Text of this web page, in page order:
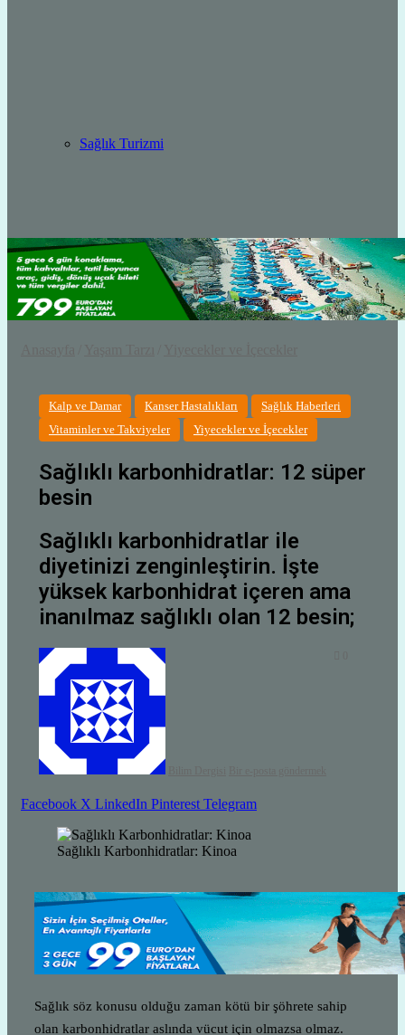
Sağlık Turizmi
Kalp ve Damar Kanser Hastalıkları
Sağlık Haberleri
Vitaminler ve Takviyeler
Yiyecekler ve İçecekler
Sağlıklı karbonhidratlar: 12 süper
besin
Sağlıklı karbonhidratlar ile
diyetinizi zenginleştirin. İşte
yüksek karbonhidrat içeren ama
inanılmaz sağlıklı olan 12 besin;
Facebook X LinkedIn Pinterest Telegram
Sağlıklı Karbonhidratlar: Kinoa
Sağlık söz konusu olduğu zaman kötü bir şöhrete sahip
olan karbonhidratlar aslında vücut için olmazsa olmaz.